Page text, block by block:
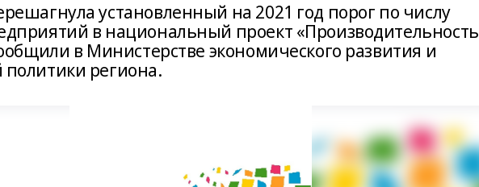
установленный на 2021 год порог по числу
в национальный проект «Производительность
в Министерстве экономического развития и
региона.